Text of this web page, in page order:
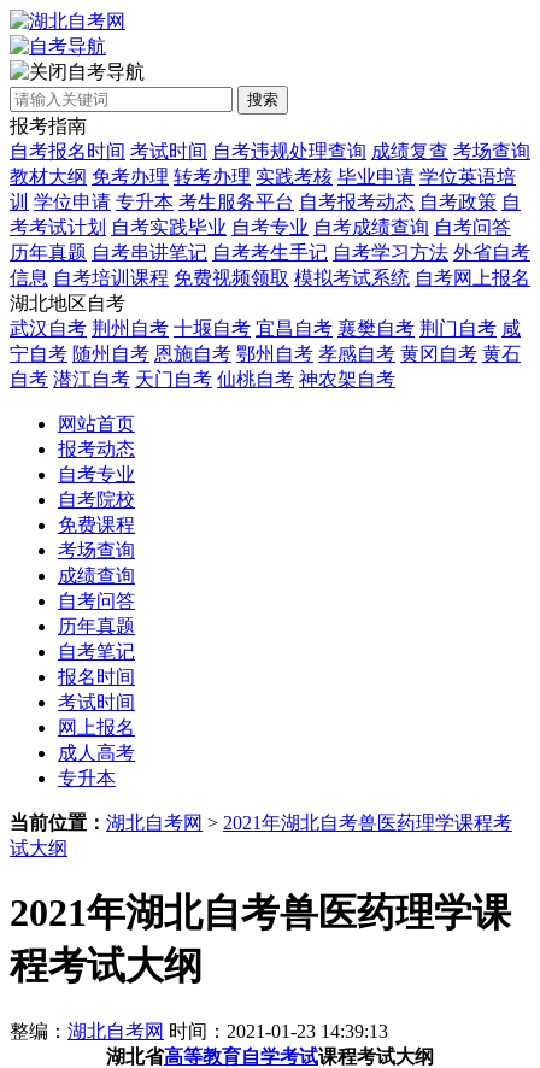
自考导航
搜索
报考指南
自考报名时间 考试时间 自考违规处理查询 成绩复查 考场查询
教材大纲 免考办理 转考办理 实践考核 毕业申请 学位英语培
训 学位申请 专升本 考生服务平台 自考报考动态 自考政策 自
考考试计划 自考实践毕业 自考专业 自考成绩查询 自考问答
历年真题 自考串讲笔记 自考考生手记 自考学习方法 外省自考
信息 自考培训课程 免费视频领取 模拟考试系统 自考网上报名
湖北地区自考
武汉自考 荆州自考 十堰自考 宜昌自考 襄樊自考 荆门自考 咸
宁自考 随州自考 恩施自考 鄂州自考 孝感自考 黄冈自考 黄石
自考 潜江自考 天门自考 仙桃自考 神农架自考
网站首页
报考动态
自考专业
自考院校
免费课程
考场查询
成绩查询
自考问答
历年真题
自考笔记
报名时间
考试时间
网上报名
成人高考
专升本
当前位置： 湖北自考网 > 2021年湖北自考兽医药理学课程考
试大纲
2021年湖北自考兽医药理学课
程考试大纲
整编： 湖北自考网 时间：2021-01-23 14:39:13
湖北省高等教育自学考试课程考试大纲